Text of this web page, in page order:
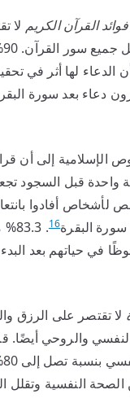
فوائد القرآن الكريم لا
الدعاء لها أثر في
دعاء بعد سورة
الإسلامية إلى أن
قبل السجود
لأشخاص أفادوا
البقرة16
في حياتهم بعد
لا تقتصر على الرزق
والروحي أيضًا.
بنسبة تصل إلى 80%
الصحة النفسية وتقلل